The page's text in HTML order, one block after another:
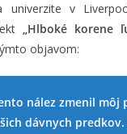
univerzite v
„Hlboké korene
objavom:
nález zmenil môj
dávnych